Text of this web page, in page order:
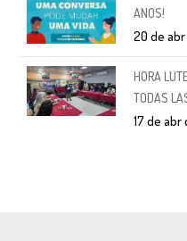
ANOS!
20 de
HORA
TODAS
17 de abr